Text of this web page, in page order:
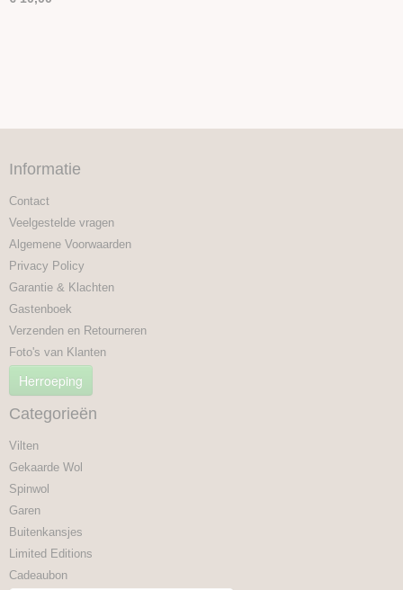
Informatie
Contact
Veelgestelde vragen
Algemene Voorwaarden
Privacy Policy
Garantie & Klachten
Gastenboek
Verzenden en Retourneren
Foto's van Klanten
Herroeping
Categorieën
Vilten
Gekaarde Wol
Spinwol
Garen
Buitenkansjes
Limited Editions
Cadeaubon